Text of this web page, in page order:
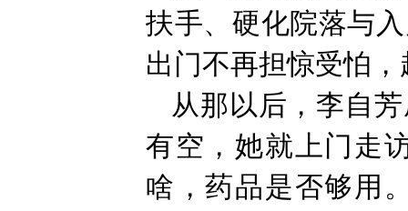
扶手、硬化院落与
出门不再担惊受怕
从那以后，李自
有空，她就上门走
啥，药品是否够用